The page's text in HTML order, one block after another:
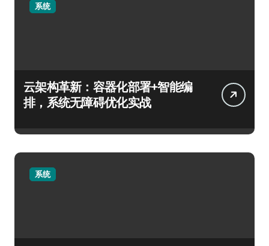
系统
云架构革新：容器化部署+智能编
排，系统无障碍优化实战
系统